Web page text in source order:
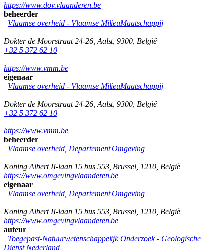
https://www.dov.vlaanderen.be
beheerder
Vlaamse overheid - Vlaamse MilieuMaatschappij
Dokter de Moorstraat 24-26 Aalst, 9300 België
+32 5 372 62 10
https://www.vmm.be
eigenaar
Vlaamse overheid - Vlaamse MilieuMaatschappij
Dokter de Moorstraat 24-26 Aalst, 9300 België
+32 5 372 62 10
https://www.vmm.be
beheerder
Vlaamse overheid, Departement Omgeving
Koning Albert II-laan 15 bus 553 Brussel 1210 België
https://www.omgevingvlaanderen.be
eigenaar
Vlaamse overheid, Departement Omgeving
Koning Albert II-laan 15 bus 553 Brussel 1210 België
https://www.omgevingvlaanderen.be
auteur
Toegepast-Natuurwetenschappelijk Onderzoek - Geologische
Dienst Nederland